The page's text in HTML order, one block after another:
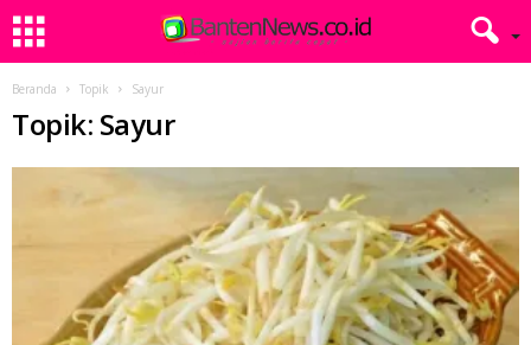
Beranda Topik Sayur
Topik: Sayur